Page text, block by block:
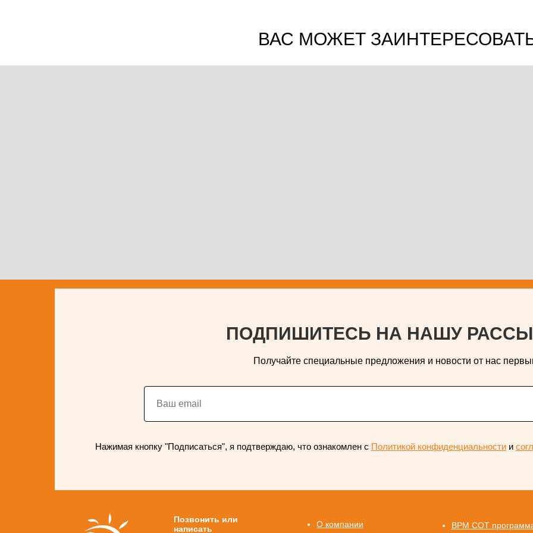
ВАС МОЖЕТ
ПОДПИШИТЕСЬ НА НАШУ
Получайте специальные предложения и новости от нас
Нажимая кнопку "Подписаться", я подтверждаю, что ознакомлен с Политикой конфиденциальности и
Позвонить или
написать
ВРМ СОТ
О компании